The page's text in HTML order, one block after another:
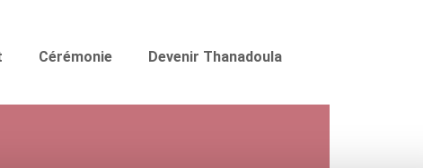
Cérémonie Devenir Thanadoula